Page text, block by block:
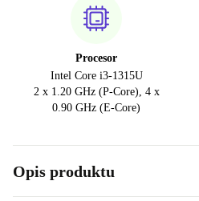
Procesor
Intel Core i3-1315U
2 x 1.20 GHz (P-Core), 4 x
0.90 GHz (E-Core)
Opis produktu